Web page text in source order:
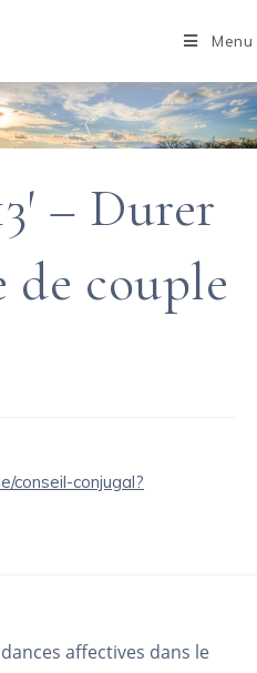
Menu
– Durer
de couple
conseil-conjugal?
more articlesaffectives dans le